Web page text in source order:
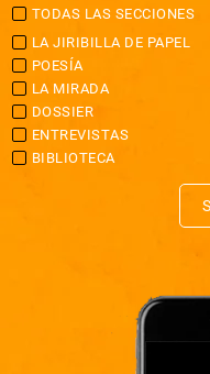
TODAS LAS SECCIONES
LA JIRIBILLA DE PAPEL
POESÍA
LA MIRADA
DOSSIER
ENTREVISTAS
BIBLIOTECA